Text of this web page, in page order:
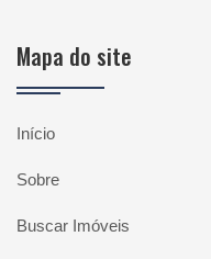
Mapa do site
Início
Sobre
Buscar Imóveis